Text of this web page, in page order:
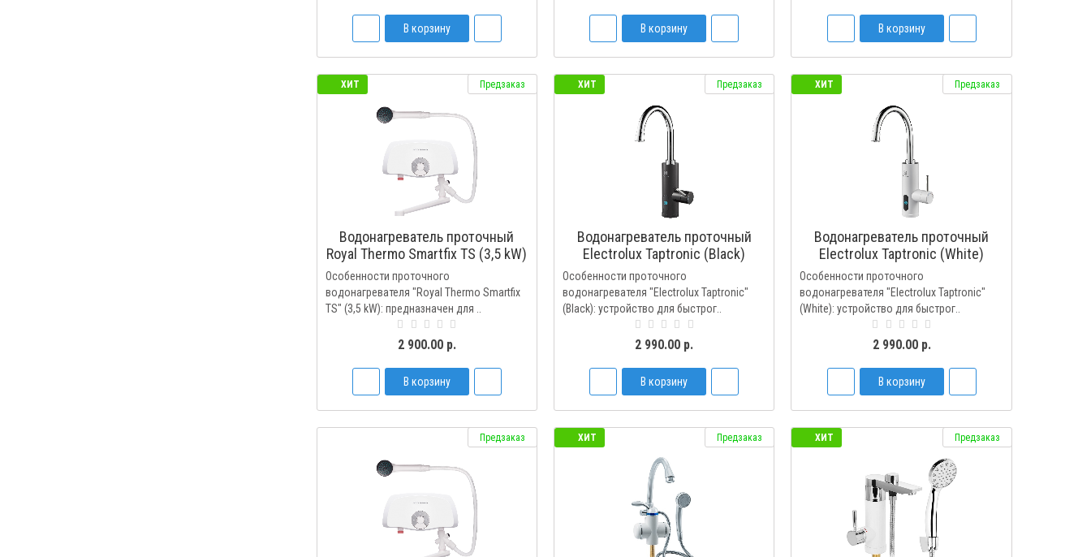
В корзину В корзину В корзину
ХИТ Предзаказ
Водонагреватель проточный
Royal Thermo Smartfix TS (3,5 kW)
кран+душ
Особенности проточного
водонагревателя "Royal Thermo Smartfix
TS" (3,5 kW): предназначен для ..
2 900.00 р.
В корзину
ХИТ Предзаказ
Водонагреватель проточный
Electrolux Taptronic (Black)
Особенности проточного
водонагревателя "Electrolux Taptronic"
(Black): устройство для быстрог..
2 990.00 р.
В корзину
ХИТ Предзаказ
Водонагреватель проточный
Electrolux Taptronic (White)
Особенности проточного
водонагревателя "Electrolux Taptronic"
(White): устройство для быстрог..
2 990.00 р.
В корзину
Предзаказ ХИТ Предзаказ ХИТ Предзаказ